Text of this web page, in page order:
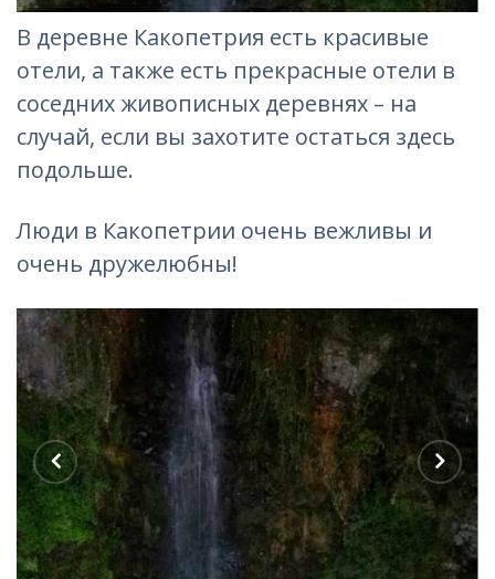
В деревне Какопетрия есть красивые
отели, а также есть прекрасные отели в
соседних живописных деревнях – на
случай, если вы захотите остаться здесь
подольше.
Люди в Какопетрии очень вежливы и
очень дружелюбны!